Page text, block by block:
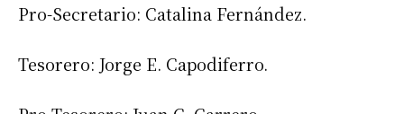
Pro-Secretario: Catalina Fernández.
Tesorero: Jorge E. Capodiferro.